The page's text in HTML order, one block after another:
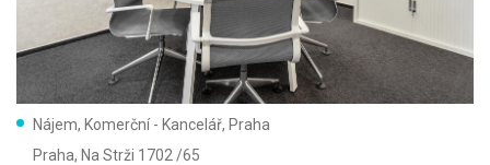
Nájem, Komerční - Kancelář, Praha
Praha, Na Strži 1702 /65